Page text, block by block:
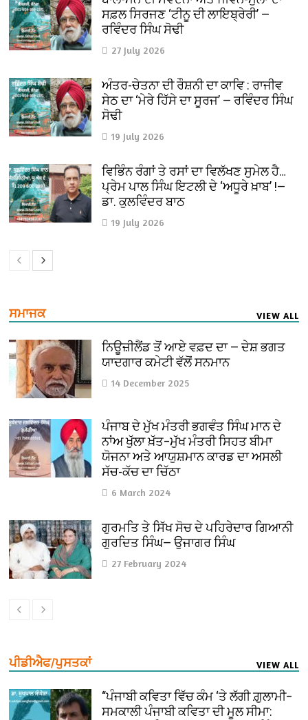
ਸਫ਼ਲ ਸਿਰਜਣ ‘ਟੀਨੂ ਦੀ ਲਾਇਬ੍ਰੇਰੀ’ —
ਰਵਿੰਦਰ ਸਿੰਘ ਸੋਢੀ
27 July 2026
ਅੰਤਰ-ਚੇਤਨਾ ਦੀ ਰੌਸ਼ਨੀ ਦਾ ਕਾਵਿ : ਰਾਜੀਵ
ਸੇਠ ਦਾ ‘ਮੇਰੇ ਹਿੱਸੇ ਦਾ ਸੂਰਜ’ — ਰਵਿੰਦਰ ਸਿੰਘ
ਸੋਢੀ
19 July 2026
ਵਿਭਿੰਨ ਰੰਗਾਂ ਤੇ ਰਸਾਂ ਦਾ ਵਿਲੱਖਣ ਸੁਮੇਲ ਹੈ…
ਪ੍ਰੇਮ ਪਾਲ ਸਿੰਘ ਇਟਲੀ ਦੇ ‘ਅਧੂਰੇ ਖ਼ਾਬ’ !—
ਡਾ. ਕੁਲਵਿੰਦਰ ਬਾਠ
19 July 2026
ਸਮਾਜਕ VIEW ALL
ਨਿਊਜ਼ੀਲੈਂਡ ਤੋਂ ਆਏ ਵਫ਼ਦ ਦਾ — ਦੇਸ਼ ਭਗਤ
ਯਾਦਗਾਰ ਕਮੇਟੀ ਵੱਲੋਂ ਸਨਮਾਨ
14 December 2025
ਪੰਜਾਬ ਦੇ ਮੁੱਖ ਮੰਤਰੀ ਭਗਵੰਤ ਸਿੰਘ ਮਾਨ ਦੇ
ਨਾਂਅ ਖੁੱਲਾ ਖ਼ੱਤ–ਮੁੱਖ ਮੰਤਰੀ ਸਿਹਤ ਬੀਮਾ
ਯੋਜਨਾ ਅਤੇ ਆਯੁਸ਼ਮਾਨ ਕਾਰਡ ਦਾ ਅਸਲੀ
ਸੱਚ-ਕੱਚ ਦਾ ਚਿੱਠਾ
6 March 2024
ਗੁਰਮਤਿ ਤੇ ਸਿੱਖ ਸੋਚ ਦੇ ਪਹਿਰੇਦਾਰ ਗਿਆਨੀ
ਗੁਰਦਿਤ ਸਿੰਘ— ਉਜਾਗਰ ਸਿੰਘ
27 February 2024
ਪੀਡੀਐਫ/ਪੁਸਤਕਾਂ VIEW ALL
“ਪੰਜਾਬੀ ਕਵਿਤਾ ਵਿੱਚ ਕੰਮ ‘ਤੇ ਲੱਗੀ ਗ਼ੁਲਾਮੀ–
ਸਮਕਾਲੀ ਪੰਜਾਬੀ ਕਵਿਤਾ ਦੀ ਮੂਲ ਸੀਮਾ: